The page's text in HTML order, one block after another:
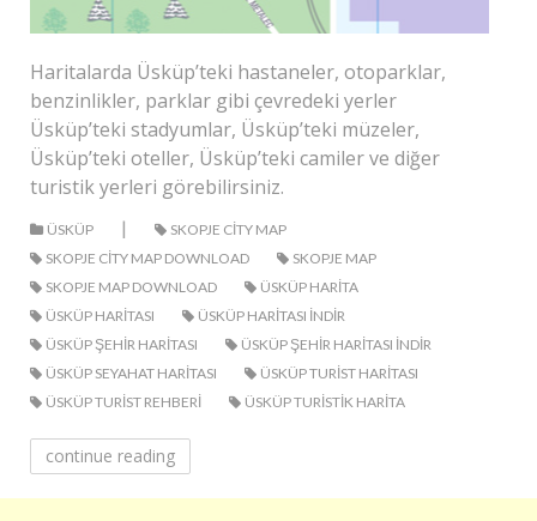
Haritalarda Üsküp’teki hastaneler, otoparklar,
benzinlikler, parklar gibi çevredeki yerler
Üsküp’teki stadyumlar, Üsküp’teki müzeler,
Üsküp’teki oteller, Üsküp’teki camiler ve diğer
turistik yerleri görebilirsiniz.
ÜSKÜP |
SKOPJE CITY MAP
SKOPJE CITY MAP DOWNLOAD
SKOPJE MAP
SKOPJE MAP DOWNLOAD
ÜSKÜP HARITA
ÜSKÜP HARITASI
ÜSKÜP HARITASI INDIR
ÜSKÜP ŞEHIR HARITASI
ÜSKÜP ŞEHIR HARITASI INDIR
ÜSKÜP SEYAHAT HARITASI
ÜSKÜP TURIST HARITASI
ÜSKÜP TURIST REHBERI
ÜSKÜP TURISTIK HARITA
continue reading